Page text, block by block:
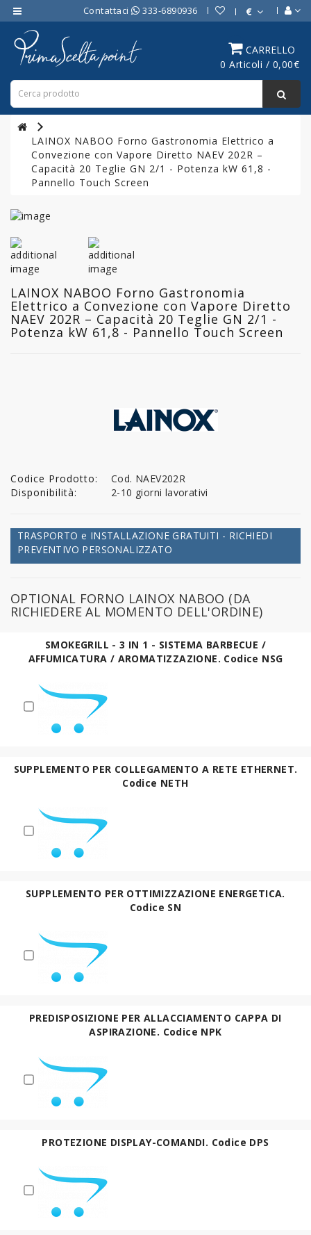
Contattaci 333-6890936 €
CARRELLO
0 Articoli / 0,00€
Category
ATTREZZATURE
BAR
ATTREZZATURE
PROFESSIONALI
CUCINA
COTTURA
PROFESSIONALE
FORNI
PROFESSIONALI
LINEA
FREDDO
LINEA
MACELLERIA
LAVAGGIO
PROFESSIONALE
LAINOX NABOO Forno Gastronomia Elettrico a
Convezione con Vapore Diretto NAEV 202R –
Capacità 20 Teglie GN 2/1 - Potenza kW 61,8 -
Pannello Touch Screen
LAINOX NABOO Forno Gastronomia
Elettrico a Convezione con Vapore Diretto
NAEV 202R – Capacità 20 Teglie GN 2/1 -
Potenza kW 61,8 - Pannello Touch Screen
Codice Prodotto:
Cod. NAEV202R
Disponibilità:
2-10 giorni lavorativi
TRASPORTO e INSTALLAZIONE GRATUITI - RICHIEDI
PREVENTIVO PERSONALIZZATO
OPTIONAL FORNO LAINOX NABOO (DA
RICHIEDERE AL MOMENTO DELL'ORDINE)
SMOKEGRILL - 3 IN 1 - SISTEMA BARBECUE /
AFFUMICATURA / AROMATIZZAZIONE. Codice NSG
SUPPLEMENTO PER COLLEGAMENTO A RETE ETHERNET.
Codice NETH
SUPPLEMENTO PER OTTIMIZZAZIONE ENERGETICA.
Codice SN
PREDISPOSIZIONE PER ALLACCIAMENTO CAPPA DI
ASPIRAZIONE. Codice NPK
PROTEZIONE DISPLAY-COMANDI. Codice DPS